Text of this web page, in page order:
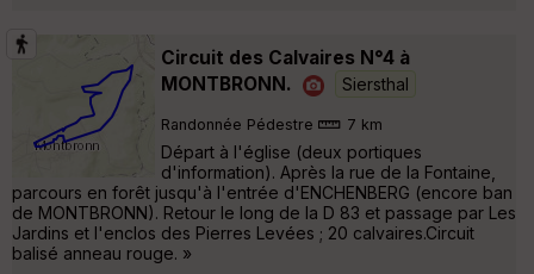
Circuit des Calvaires N°4 à
MONTBRONN.
Siersthal
Randonnée Pédestre 7 km
Départ à l'église (deux portiques
d'information). Après la rue de la Fontaine,
parcours en forêt jusqu'à l'entrée d'ENCHENBERG (encore ban
de MONTBRONN). Retour le long de la D 83 et passage par Les
Jardins et l'enclos des Pierres Levées ; 20 calvaires.Circuit
balisé anneau rouge. »